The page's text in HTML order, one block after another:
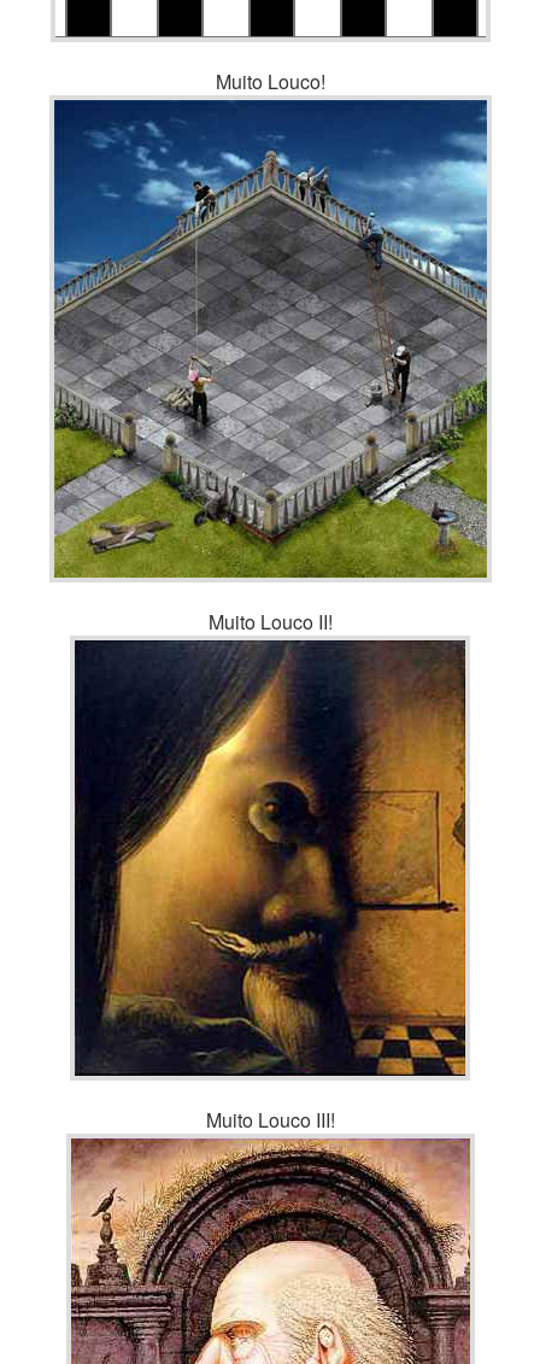
Muito Louco!
Muito Louco II!
Muito Louco III!